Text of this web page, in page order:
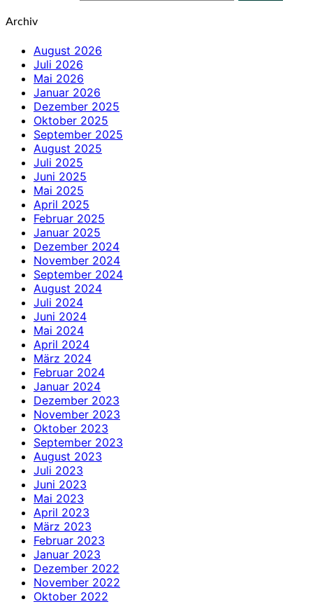
Archiv
August 2026
Juli 2026
Mai 2026
Januar 2026
Dezember 2025
Oktober 2025
September 2025
August 2025
Juli 2025
Juni 2025
Mai 2025
April 2025
Februar 2025
Januar 2025
Dezember 2024
November 2024
September 2024
August 2024
Juli 2024
Juni 2024
Mai 2024
April 2024
März 2024
Februar 2024
Januar 2024
Dezember 2023
November 2023
Oktober 2023
September 2023
August 2023
Juli 2023
Juni 2023
Mai 2023
April 2023
März 2023
Februar 2023
Januar 2023
Dezember 2022
November 2022
Oktober 2022